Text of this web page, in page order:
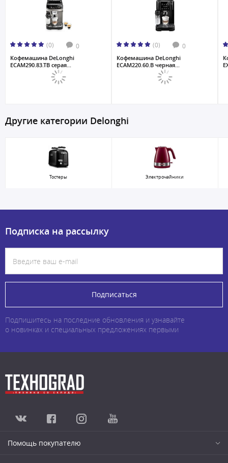
(0) 0
Кофемашина DeLonghi
ECAM290.83.TB серая...
(0) 0
Кофемашина DeLonghi
ECAM220.60.B черная...
Другие категории Delonghi
Тостеры Электрочайники
Подписка на рассылку
Подписаться
Подпишитесь на последние обновления и узнавайте
о новинках и специальных предложениях первыми
Помощь покупателю